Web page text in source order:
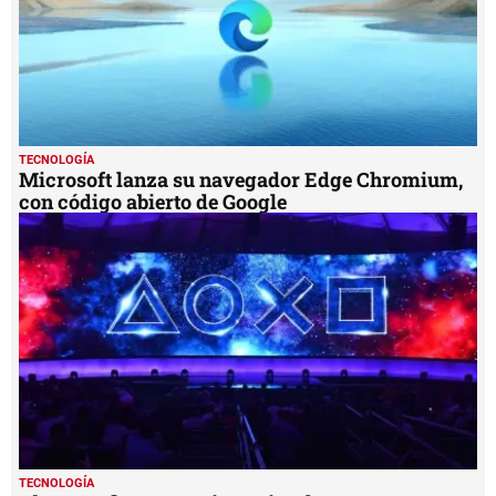
Xbox Series X, la nueva consola de Microsoft,
llegará a finales de 2020
TECNOLOGÍA
Microsoft lanza su navegador Edge Chromium,
con código abierto de Google